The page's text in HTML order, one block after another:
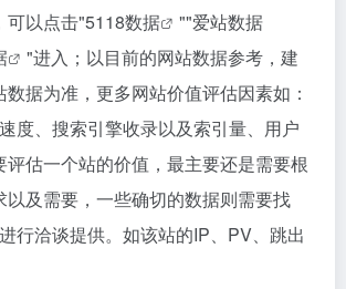
可以点击"5118数据 ""爱站数据
"进入；以目前的网站数据参考，建
据为准，更多网站价值评估因素如：
度、搜索引擎收录以及索引量、用户
评估一个站的价值，最主要还是需要根
以及需要，一些确切的数据则需要找
行洽谈提供。如该站的IP、PV、跳出